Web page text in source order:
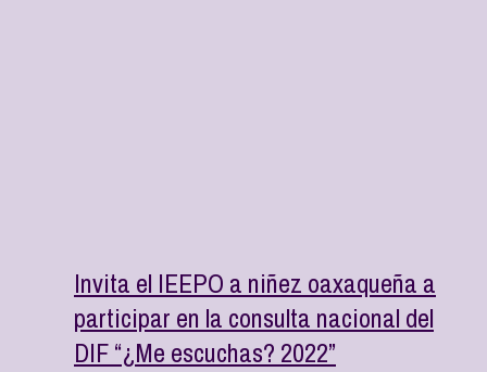
Invita el IEEPO a niñez oaxaqueña a
participar en la consulta nacional del
DIF “¿Me escuchas? 2022”